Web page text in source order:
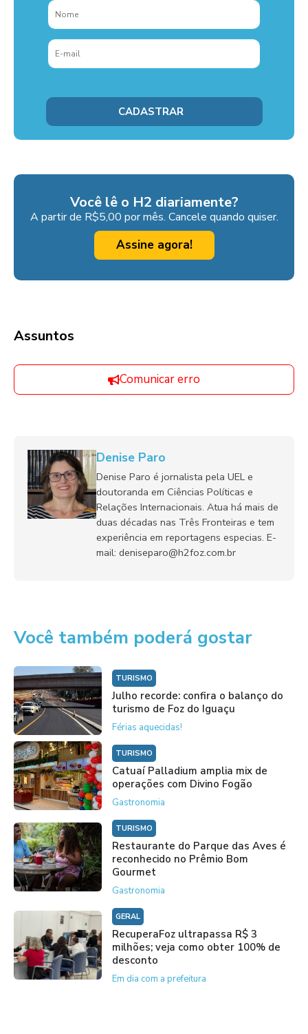
Você lê o H2 diariamente?
A partir de R$5,00 por mês. Cancele quando quiser.
Assine agora!
Assuntos
Comunicar erro
Denise Paro
Denise Paro é jornalista pela UEL e
doutoranda em Ciências Políticas e
Relações Internacionais. Atua há mais de
duas décadas nas Três Fronteiras e tem
experiência em reportagens especias. E-
mail: deniseparo@h2foz.com.br
Você também poderá gostar
TURISMO
Julho recorde: confira o balanço do
turismo de Foz do Iguaçu
Férias aquecidas!
TURISMO
Catuaí Palladium amplia mix de
operações com Divino Fogão
Gastronomia
TURISMO
Restaurante do Parque das Aves é
reconhecido no Prêmio Bom
Gourmet
Gastronomia
GERAL
RecuperaFoz ultrapassa R$ 3
milhões; veja como obter 100% de
desconto
Em dia com a prefeitura